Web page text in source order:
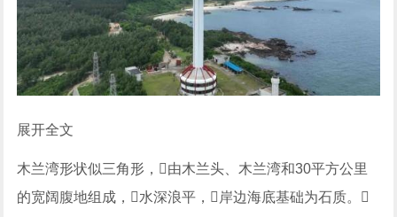
展开全文
木兰湾形状似三角形，由木兰头、木兰湾和30平方公里
的宽阔腹地组成，水深浪平，岸边海底基础为石质。